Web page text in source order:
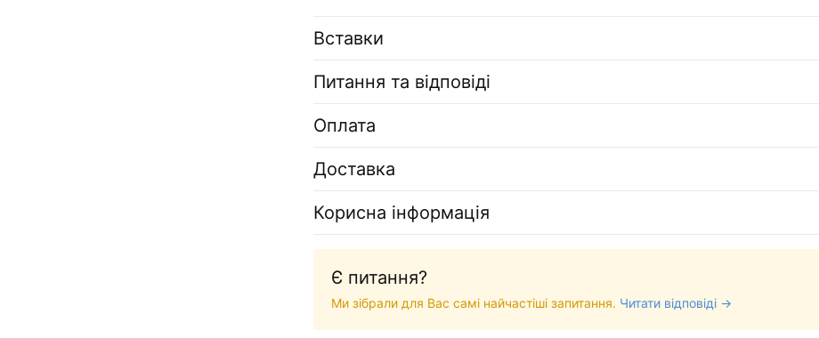
Вставки
Питання та відповіді
Оплата
Доставка
Корисна інформація
Є питання?
Ми зібрали для Вас самі найчастіші запитання. Читати відповіді →